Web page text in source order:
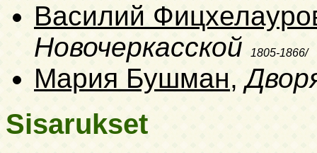
Василий
Новочеркасской
1805-1866/
Мария Бушман,
Sisarukset